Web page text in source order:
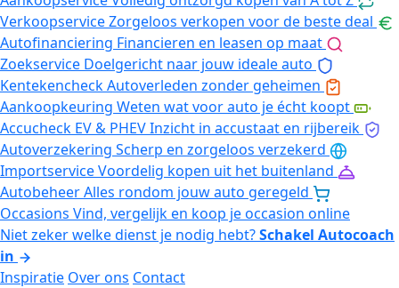
VerkoopserviceZorgeloos verkopen voor de beste deal
Autofinanciering Financieren en leasen op maat
Zoekservice Doelgericht naar jouw ideale auto
KentekencheckAutoverleden zonder geheimen
Aankoopkeuring Weten wat voor auto je écht koopt
Accucheck EV & PHEVInzicht in accustaat en rijbereik
Autoverzekering Scherp en zorgeloos verzekerd
ImportserviceVoordelig kopen uit het buitenland
AutobeheerAlles rondom jouw auto geregeld
Occasions Vind, vergelijk en koop je occasion online
Niet zeker welke dienst je nodig hebt?Schakel Autocoach
in
Inspiratie Over ons Contact